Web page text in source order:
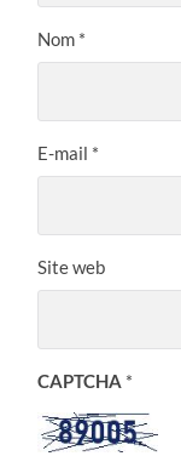
Nom *
E-mail *
Site web
CAPTCHA *